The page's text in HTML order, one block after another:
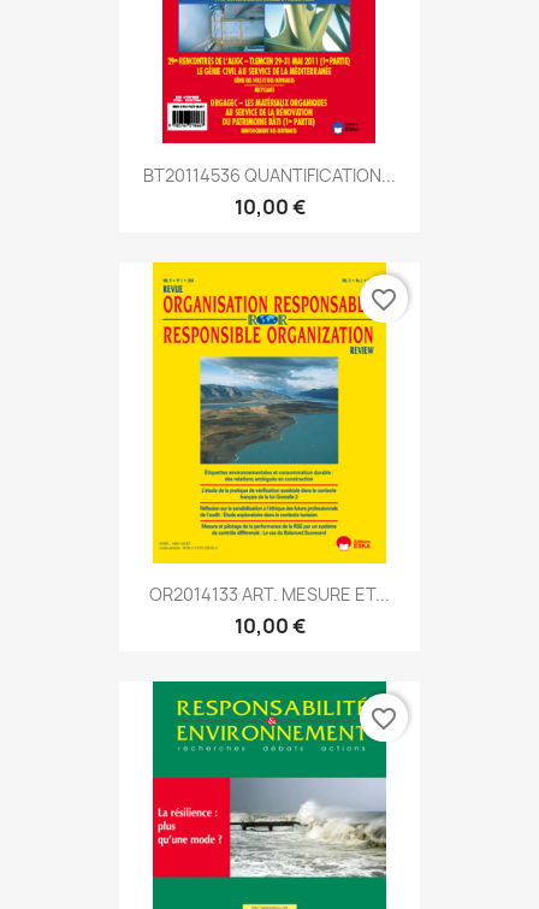
BT20114536 QUANTIFICATION...
10,00 €
OR2014133 ART. MESURE ET...
10,00 €
favorite_border
favorite_border